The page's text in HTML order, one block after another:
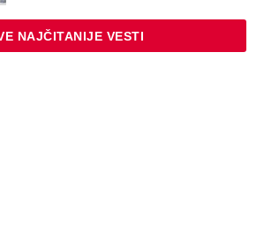
NAJČITANIJE VESTI